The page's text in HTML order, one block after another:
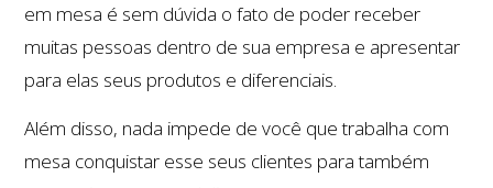
em mesa é sem dúvida o fato de poder receber
muitas pessoas dentro de sua empresa e apresentar
para elas seus produtos e diferenciais.
Além disso, nada impede de você que trabalha com
mesa conquistar esse seus clientes para também